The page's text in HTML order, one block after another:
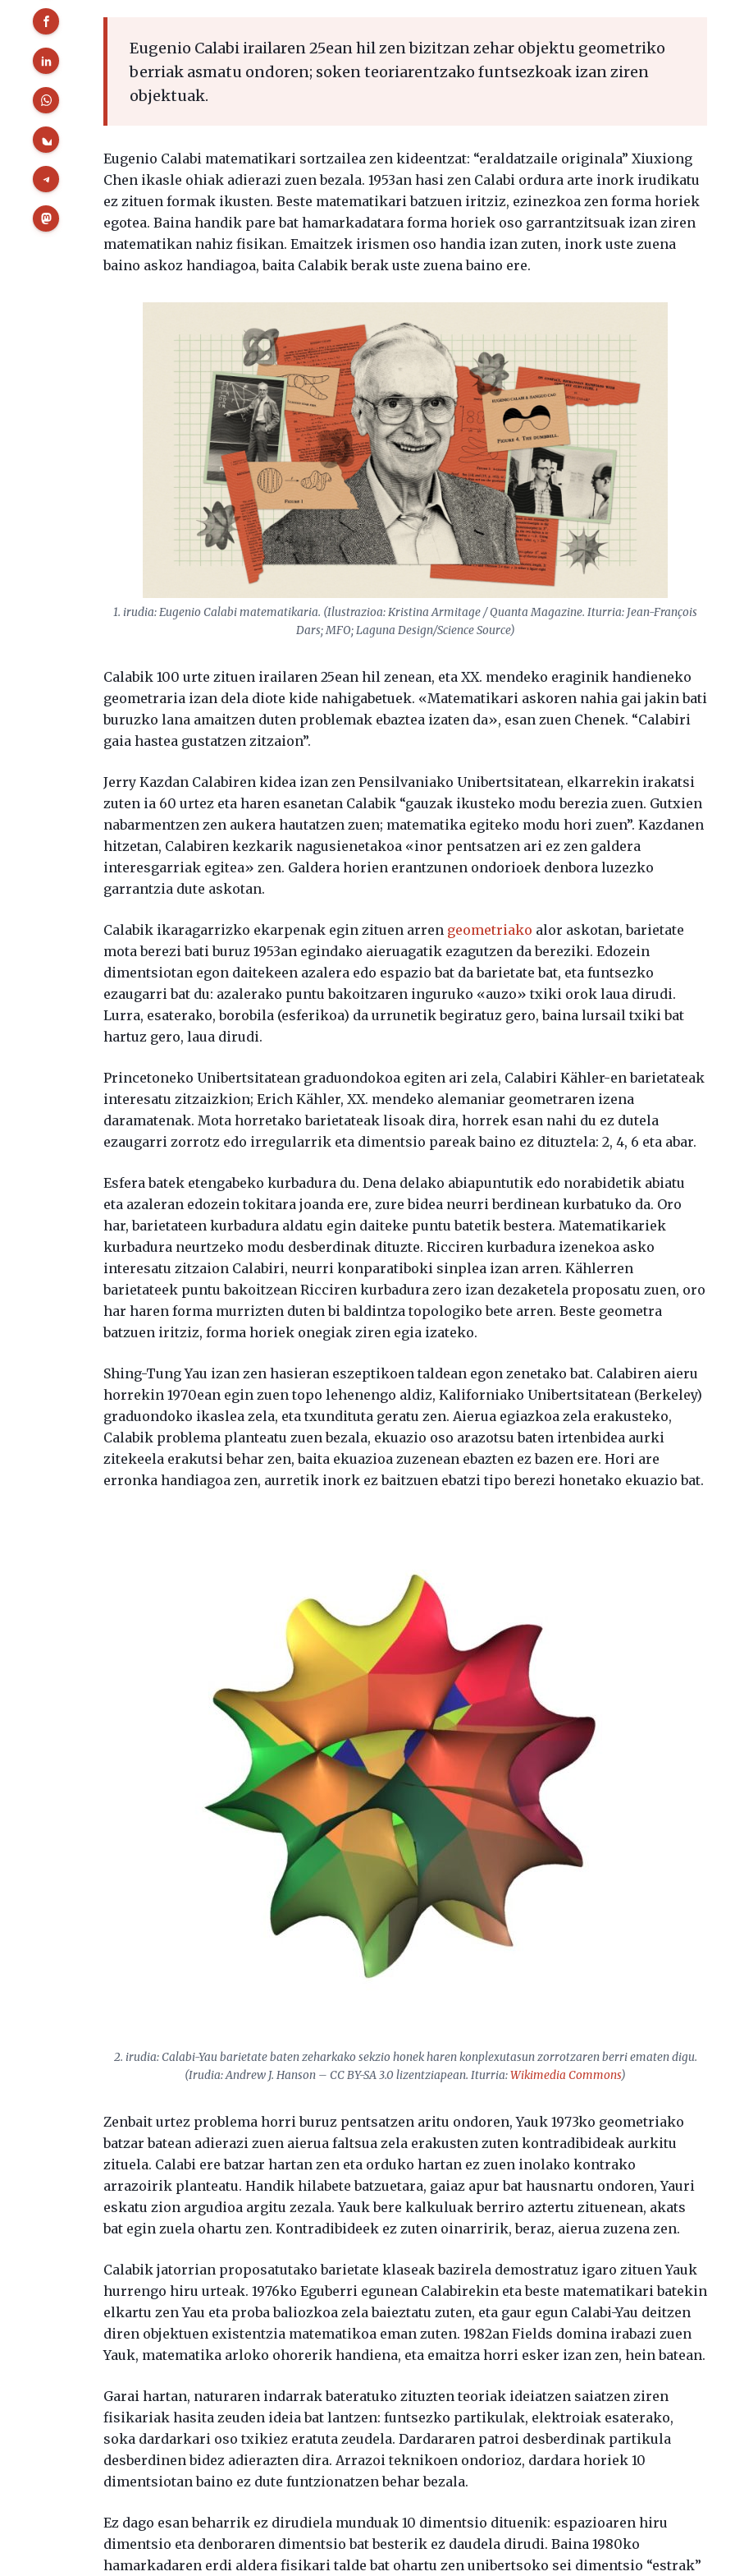
Eugenio Calabi irailaren 25ean hil zen bizitzan zehar objektu geometriko
berriak asmatu ondoren; soken teoriarentzako funtsezkoak izan ziren
objektuak.
Eugenio Calabi matematikari sortzailea zen kideentzat: “eraldatzaile originala” Xiuxiong
Chen ikasle ohiak adierazi zuen bezala. 1953an hasi zen Calabi ordura arte inork irudikatu
ez zituen formak ikusten. Beste matematikari batzuen iritziz, ezinezkoa zen forma horiek
egotea. Baina handik pare bat hamarkadatara forma horiek oso garrantzitsuak izan ziren
matematikan nahiz fisikan. Emaitzek irismen oso handia izan zuten, inork uste zuena
baino askoz handiagoa, baita Calabik berak uste zuena baino ere.
1. irudia: Eugenio Calabi matematikaria. (Ilustrazioa: Kristina Armitage /Quanta Magazine. Iturria: Jean-François
Dars; MFO; Laguna Design/Science Source)
Calabik 100 urte zituen irailaren 25ean hil zenean, eta XX. mendeko eraginik handieneko
geometraria izan dela diote kide nahigabetuek. «Matematikari askoren nahia gai jakin bati
buruzko lana amaitzen duten problemak ebaztea izaten da», esan zuen Chenek. “Calabiri
gaia hastea gustatzen zitzaion”.
Jerry Kazdan Calabiren kidea izan zen Pensilvaniako Unibertsitatean, elkarrekin irakatsi
zuten ia 60 urtez eta haren esanetan Calabik “gauzak ikusteko modu berezia zuen. Gutxien
nabarmentzen zen aukera hautatzen zuen; matematika egiteko modu hori zuen”. Kazdanen
hitzetan, Calabiren kezkarik nagusienetakoa «inor pentsatzen ari ez zen galdera
interesgarriak egitea» zen. Galdera horien erantzunen ondorioek denbora luzezko
garrantzia dute askotan.
Calabik ikaragarrizko ekarpenak egin zituen arren geometriako alor askotan, barietate
mota berezi bati buruz 1953an egindako aieruagatik ezagutzen da bereziki. Edozein
dimentsiotan egon daitekeen azalera edo espazio bat da barietate bat, eta funtsezko
ezaugarri bat du: azalerako puntu bakoitzaren inguruko «auzo» txiki orok laua dirudi.
Lurra, esaterako, borobila (esferikoa) da urrunetik begiratuz gero, baina lursail txiki bat
hartuz gero, laua dirudi.
Princetoneko Unibertsitatean graduondokoa egiten ari zela, Calabiri Kähler-en barietateak
interesatu zitzaizkion; Erich Kähler, XX. mendeko alemaniar geometraren izena
daramatenak. Mota horretako barietateak lisoak dira, horrek esan nahi du ez dutela
ezaugarri zorrotz edo irregularrik eta dimentsio pareak baino ez dituztela: 2, 4, 6 eta abar.
Esfera batek etengabeko kurbadura du. Dena delako abiapuntutik edo norabidetik abiatu
eta azaleran edozein tokitara joanda ere, zure bidea neurri berdinean kurbatuko da. Oro
har, barietateen kurbadura aldatu egin daiteke puntu batetik bestera. Matematikariek
kurbadura neurtzeko modu desberdinak dituzte. Ricciren kurbadura izenekoa asko
interesatu zitzaion Calabiri, neurri konparatiboki sinplea izan arren. Kählerren
barietateek puntu bakoitzean Ricciren kurbadura zero izan dezaketela proposatu zuen, oro
har haren forma murrizten duten bi baldintza topologiko bete arren. Beste geometra
batzuen iritziz, forma horiek onegiak ziren egia izateko.
Shing-Tung Yau izan zen hasieran eszeptikoen taldean egon zenetako bat. Calabiren aieru
horrekin 1970ean egin zuen topo lehenengo aldiz, Kaliforniako Unibertsitatean (Berkeley)
graduondoko ikaslea zela, eta txundituta geratu zen. Aierua egiazkoa zela erakusteko,
Calabik problema planteatu zuen bezala, ekuazio oso arazotsu baten irtenbidea aurki
zitekeela erakutsi behar zen, baita ekuazioa zuzenean ebazten ez bazen ere. Hori are
erronka handiagoa zen, aurretik inork ez baitzuen ebatzi tipo berezi honetako ekuazio bat.
2. irudia: Calabi-Yau barietate baten zeharkako sekzio honek haren konplexutasun zorrotzaren berri ematen digu.
(Irudia: Andrew J. Hanson – CC BY-SA 3.0 lizentziapean. Iturria:Wikimedia Commons)
Zenbait urtez problema horri buruz pentsatzen aritu ondoren, Yauk 1973ko geometriako
batzar batean adierazi zuen aierua faltsua zela erakusten zuten kontradibideak aurkitu
zituela. Calabi ere batzar hartan zen eta orduko hartan ez zuen inolako kontrako
arrazoirik planteatu. Handik hilabete batzuetara, gaiaz apur bat hausnartu ondoren, Yauri
eskatu zion argudioa argitu zezala. Yauk bere kalkuluak berriro aztertu zituenean, akats
bat egin zuela ohartu zen. Kontradibideek ez zuten oinarririk, beraz, aierua zuzena zen.
Calabik jatorrian proposatutako barietate klaseak bazirela demostratuz igaro zituen Yauk
hurrengo hiru urteak. 1976ko Eguberri egunean Calabirekin eta beste matematikari batekin
elkartu zen Yau eta proba baliozkoa zela baieztatu zuten, eta gaur egun Calabi-Yau deitzen
diren objektuen existentzia matematikoa eman zuten. 1982an Fields domina irabazi zuen
Yauk, matematika arloko ohorerik handiena, eta emaitza horri esker izan zen, hein batean.
Garai hartan, naturaren indarrak bateratuko zituzten teoriak ideiatzen saiatzen ziren
fisikariak hasita zeuden ideia bat lantzen: funtsezko partikulak, elektroiak esaterako,
soka dardarkari oso txikiez eratuta zeudela. Dardararen patroi desberdinak partikula
desberdinen bidez adierazten dira. Arrazoi teknikoen ondorioz, dardara horiek 10
dimentsiotan baino ez dute funtzionatzen behar bezala.
Ez dago esan beharrik ez dirudiela munduak 10 dimentsio dituenik: espazioaren hiru
dimentsio eta denboraren dimentsio bat besterik ez daudela dirudi. Baina 1980ko
hamarkadaren erdi aldera fisikari talde bat ohartu zen unibertsoko sei dimentsio “estrak”